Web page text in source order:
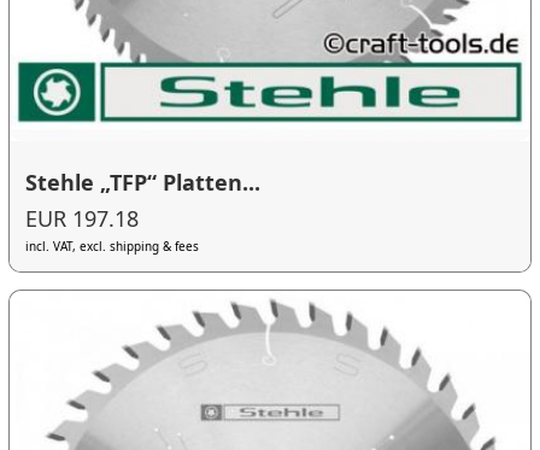
Stehle „TFP“ Platten...
EUR 197.18
incl. VAT, excl. shipping & fees